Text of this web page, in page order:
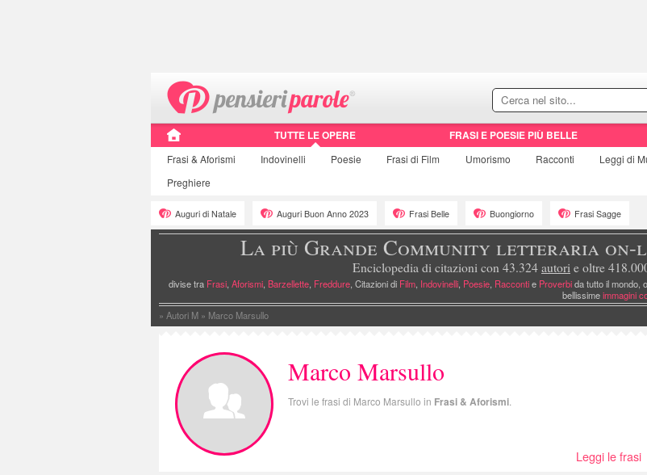
TUTTE LE OPERE FRASI E POESIE PIÙ BELLE
Frasi & Aforismi Indovinelli Poesie Frasi di Film Umorismo Racconti Leggi di
Preghiere
Auguri di Natale Auguri Buon Anno 2023 Frasi Belle Buongiorno Frasi Sagge
La più Grande Community letteraria on-
Enciclopedia di citazioni con 43.324 autori e oltre
divise tra Frasi, Aforismi, Barzellette, Freddure, Citazioni di Film, Indovinelli, Poesie, Raccontie Proverbida tutto il mondo,
bellissimeimmagini
» Autori M » Marco Marsullo
Marco Marsullo
Trovi le frasi di Marco Marsullo in Frasi & Aforismi
Leggi le frasi